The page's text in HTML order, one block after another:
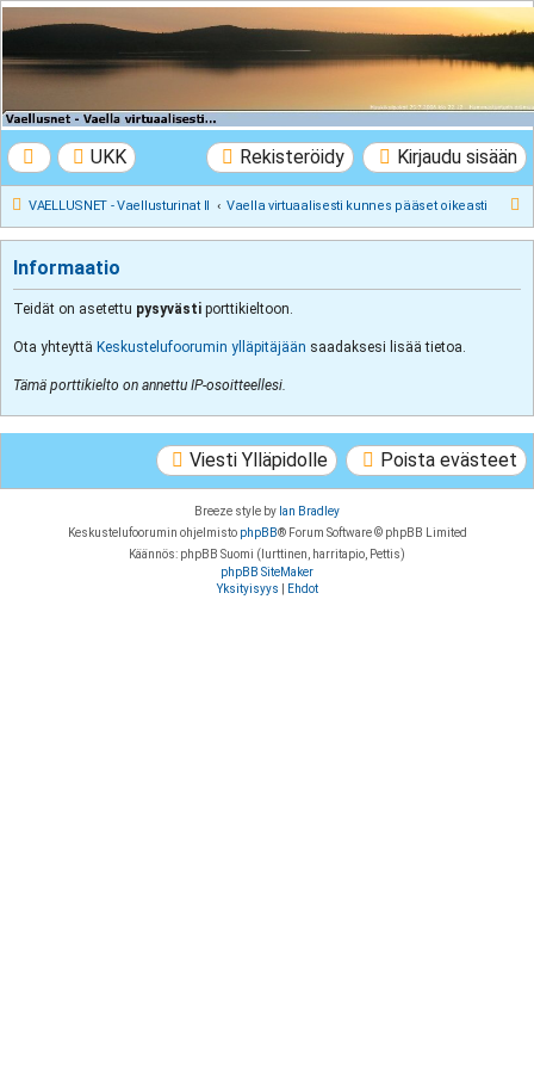
VAELLUSNET -
Vaellusturinat II
UKK Kirjaudu sisään
Rekisteröidy
VAELLUSNET - Vaellusturinat II Vaella virtuaalisesti kunnes pääset oikeasti
Informaatio
Teidät on asetettu pysyvästi porttikieltoon.
Ota yhteyttä Keskustelufoorumin ylläpitäjään saadaksesi lisää tietoa.
Tämä porttikielto on annettu IP-osoitteellesi.
Poista evästeet
Viesti Ylläpidolle
Breeze style by Ian Bradley
Keskustelufoorumin ohjelmisto phpBB® Forum Software © phpBB Limited
Käännös: phpBB Suomi (lurttinen, harritapio, Pettis)
phpBB SiteMaker
Yksityisyys
Ehdot